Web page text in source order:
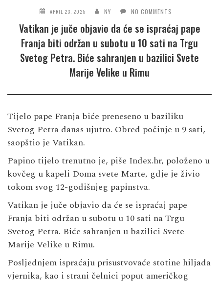
APRIL 23, 2025 NY NO COMMENTS
Vatikan je juče objavio da će se ispraćaj pape
Franja biti održan u subotu u 10 sati na Trgu
Svetog Petra. Biće sahranjen u bazilici Svete
Marije Velike u Rimu
Tijelo pape Franja biće preneseno u baziliku
Svetog Petra danas ujutro. Obred počinje u 9 sati,
saopštio je Vatikan.
Papino tijelo trenutno je, piše Index.hr, položeno u
kovčeg u kapeli Doma svete Marte, gdje je živio
tokom svog 12-godišnjeg papinstva.
Vatikan je juče objavio da će se ispraćaj pape
Franja biti održan u subotu u 10 sati na Trgu
Svetog Petra. Biće sahranjen u bazilici Svete
Marije Velike u Rimu.
Posljednjem ispraćaju prisustvovaće stotine hiljada
vjernika, kao i strani čelnici poput američkog